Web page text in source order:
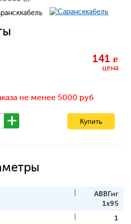
141 c
цена
не менее 5000 руб
АВВГнг
1x95
1